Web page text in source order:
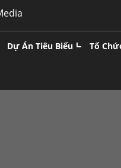
Dự Án Tiêu Biểu Tổ